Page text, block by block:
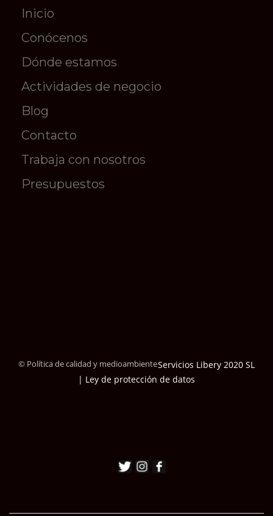
Inicio
Conócenos
Dónde estamos
Actividades de negocio
Blog
Contacto
Trabaja con nosotros
Presupuestos
© Política de calidad y medioambienteServicios Libery 2020 SL
| Ley de protección de datos